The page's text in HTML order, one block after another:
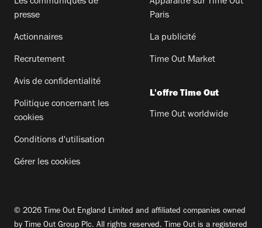
presse
Actionnaires
Recrutement
Avis de confidentialité
Politique concernant les
cookies
Conditions d'utilisation
Gérer les cookies
Paris
La publicité
Time Out Market
L'offre Time Out
Time Out worldwide
© 2026 Time Out England Limited and affiliated companies owned
by Time Out Group Plc. All rights reserved. Time Out is a registered